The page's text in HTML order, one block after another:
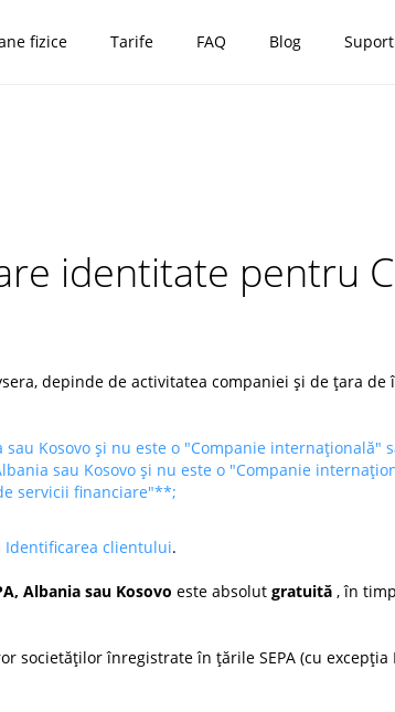
fizice Tarife FAQ Blog Suport
identitate pentru
depinde de activitatea companiei și de țara de
Kosovo și nu este o "Companie
sau Kosovo și nu este o "Companie
servicii financiare"**;
Identificarea clientului.
Albania sau Kosovo este absolut gratuită , în
societăților înregistrate în țările SEPA (cu